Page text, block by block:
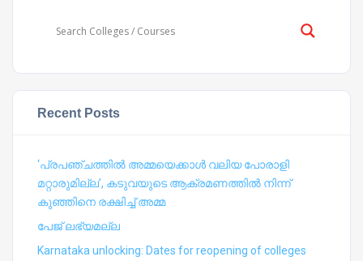
Recent Posts
‘പ്രപഞ്ചത്തില്‍ അമ്മയെക്കാള്‍ വലിയ പോരാളി
മറ്റാരുമില്ല’, കടുവയുടെ ആക്രമണത്തില്‍ നിന്ന്
കുഞ്ഞിനെ രക്ഷിച്ച് അമ്മ
പേജ് ലഭ്യമല്ല
Karnataka unlocking: Dates for reopening of colleges